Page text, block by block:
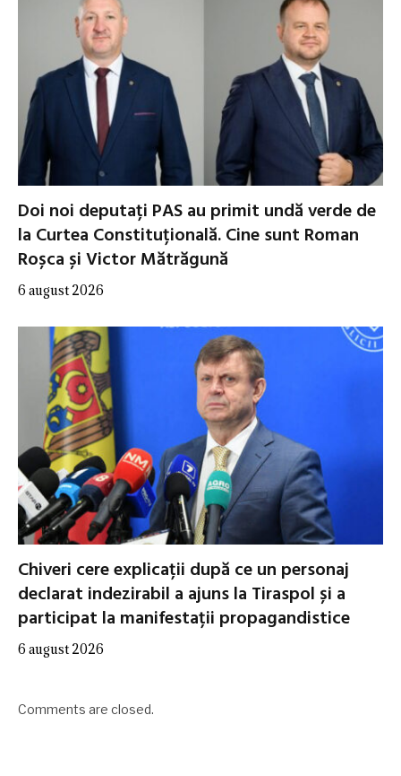
Doi noi deputați PAS au primit undă verde de
la Curtea Constituțională. Cine sunt Roman
Roșca și Victor Mătrăgună
6 august 2026
Chiveri cere explicații după ce un personaj
declarat indezirabil a ajuns la Tiraspol și a
participat la manifestații propagandistice
6 august 2026
Comments are closed.